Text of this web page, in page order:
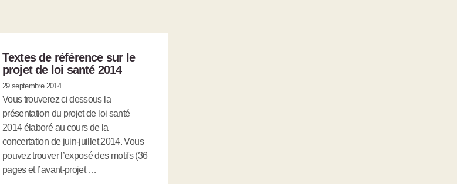
Textes de référence sur le
projet de loi santé 2014
29 septembre 2014
Vous trouverez ci dessous la
présentation du projet de loi santé
2014 élaboré au cours de la
concertation de juin-juillet 2014. Vous
pouvez trouver l’exposé des motifs (36
pages et l’avant-projet …